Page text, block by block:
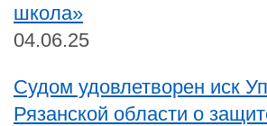
школа»
04.06.25
Судом удовлетворен иск
Рязанской области о